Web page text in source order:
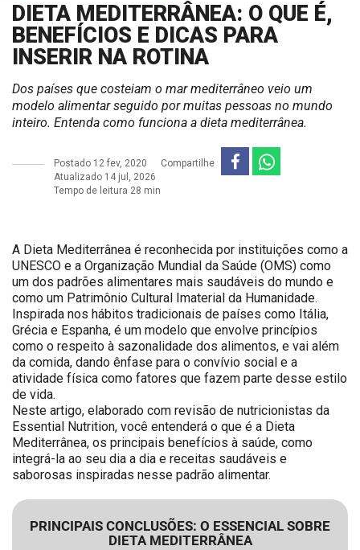
DIETA MEDITERRÂNEA: O QUE É,
BENEFÍCIOS E DICAS PARA
INSERIR NA ROTINA
Dos países que costeiam o mar mediterrâneo veio um
modelo alimentar seguido por muitas pessoas no mundo
inteiro. Entenda como funciona a dieta mediterrânea.
Postado 12 fev, 2020
Atualizado 14 jul, 2026
Tempo de leitura 28 min
Compartilhe
A Dieta Mediterrânea é reconhecida por instituições como a
UNESCO e a Organização Mundial da Saúde (OMS) como
um dos padrões alimentares mais saudáveis do mundo e
como um Patrimônio Cultural Imaterial da Humanidade.
Inspirada nos hábitos tradicionais de países como Itália,
Grécia e Espanha, é um modelo que envolve princípios
como o respeito à sazonalidade dos alimentos, e vai além
da comida, dando ênfase para o convívio social e a
atividade física como fatores que fazem parte desse estilo
de vida.
Neste artigo, elaborado com revisão de nutricionistas da
Essential Nutrition, você entenderá o que é a Dieta
Mediterrânea, os principais benefícios à saúde, como
integrá-la ao seu dia a dia e receitas saudáveis e
saborosas inspiradas nesse padrão alimentar.
PRINCIPAIS CONCLUSÕES: O ESSENCIAL SOBRE
DIETA MEDITERRÂNEA